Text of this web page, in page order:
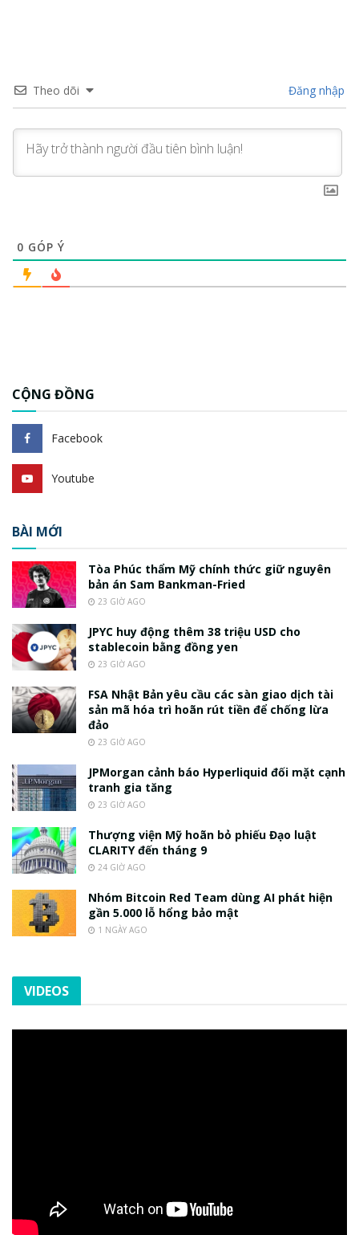
Theo dõi Đăng nhập
0 GÓP Ý
CỘNG ĐỒNG
Facebook
Youtube
BÀI MỚI
Tòa Phúc thẩm Mỹ chính thức giữ nguyên
bản án Sam Bankman-Fried
23 GIỜ AGO
JPYC huy động thêm 38 triệu USD cho
stablecoin bằng đồng yen
23 GIỜ AGO
FSA Nhật Bản yêu cầu các sàn giao dịch tài
sản mã hóa trì hoãn rút tiền để chống lừa
đảo
23 GIỜ AGO
JPMorgan cảnh báo Hyperliquid đối mặt cạnh
tranh gia tăng
23 GIỜ AGO
Thượng viện Mỹ hoãn bỏ phiếu Đạo luật
CLARITY đến tháng 9
24 GIỜ AGO
Nhóm Bitcoin Red Team dùng AI phát hiện
gần 5.000 lỗ hổng bảo mật
1 NGÀY AGO
VIDEOS